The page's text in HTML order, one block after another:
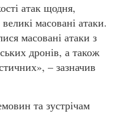
атак щодня,
масовані атаки.
масовані атаки з
дронів, а також
– зазначив
та зустрічам